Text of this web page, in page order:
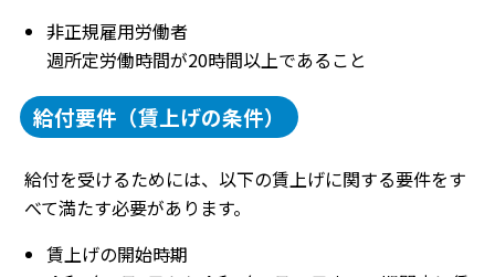
非正規雇用労働者
週所定労働時間が20時間以上であること
給付要件（賃上げの条件）
給付を受けるためには、以下の賃上げに関する要件をす
べて満たす必要があります。
賃上げの開始時期